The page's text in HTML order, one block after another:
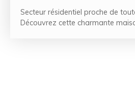
Secteur résidentiel proche de
Découvrez cette charmante